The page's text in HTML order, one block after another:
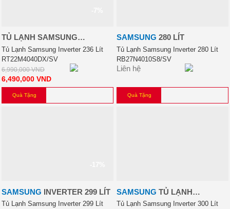
TỦ LẠNH SAMSUNG
INVERTER 236 LÍT
Tủ Lạnh Samsung Inverter 236 Lít
RT22M4040DX/SV
6,990,000VND
6,490,000 VND
Quà Tặng
SAMSUNG 280 LÍT
Tủ Lạnh Samsung Inverter 280 Lít
RB27N4010S8/SV
Liên hệ
Quà Tặng
SAMSUNG INVERTER 299 LÍT
Tủ Lạnh Samsung Inverter 299 Lít
SAMSUNG TỦ LẠNH
SAMSUNG INVERTER 300 LÍT
Tủ Lạnh Samsung Inverter 300 Lít